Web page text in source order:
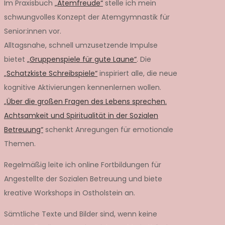
Im Praxisbuch „Atemfreude“ stelle ich mein
schwungvolles Konzept der Atemgymnastik für
Senior:innen vor.
Alltagsnahe, schnell umzusetzende Impulse
bietet „Gruppenspiele für gute Laune“. Die
„Schatzkiste Schreibspiele“ inspiriert alle, die neue
kognitive Aktivierungen kennenlernen wollen.
„Über die großen Fragen des Lebens sprechen.
Achtsamkeit und Spiritualität in der Sozialen
Betreuung“ schenkt Anregungen für emotionale
Themen.
Regelmäßig leite ich online Fortbildungen für
Angestellte der Sozialen Betreuung und biete
kreative Workshops in Ostholstein an.
Sämtliche Texte und Bilder sind, wenn keine